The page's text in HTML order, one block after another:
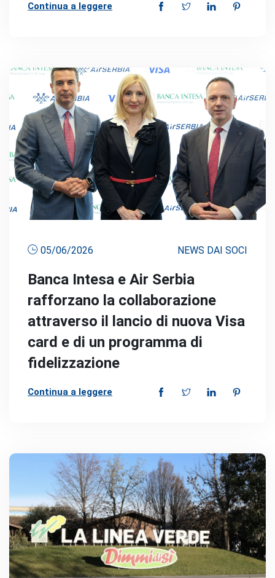
Continua a leggere
05/06/2026 NEWS DAI SOCI
Banca Intesa e Air Serbia
rafforzano la collaborazione
attraverso il lancio di nuova Visa
card e di un programma di
fidelizzazione
Continua a leggere